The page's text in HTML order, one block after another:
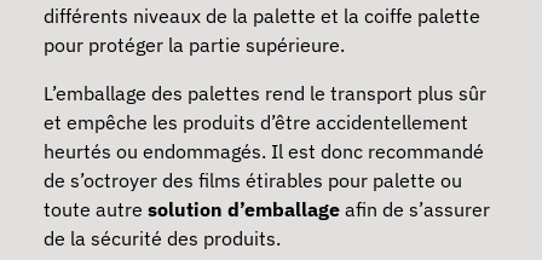
différents niveaux de la palette et la coiffe palette
pour protéger la partie supérieure.
L’emballage des palettes rend le transport plus sûr
et empêche les produits d’être accidentellement
heurtés ou endommagés. Il est donc recommandé
de s’octroyer des films étirables pour palette ou
toute autre solution d’emballage afin de s’assurer
de la sécurité des produits.